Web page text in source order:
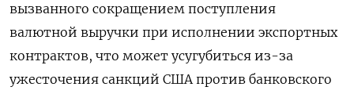
вызванного сокращением поступления
валютной выручки при исполнении экспортных
контрактов, что может усугубиться из-за
ужесточения санкций США против банковского